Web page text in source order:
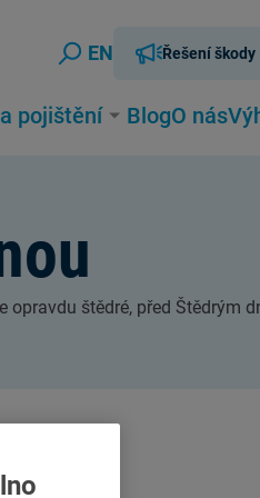
Vyhledávání
EN Řešení škody
pojištění BlogO nás
opravdu štědré, před Štědrým